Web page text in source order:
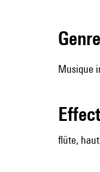
genre
Musique
flûte,